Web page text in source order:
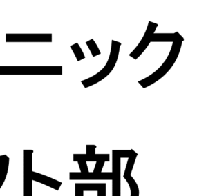
環境!! ｜ 日本で初めてインターネット広告事業を
体育会積極採用企業
ーンシップ 】スタンダード上場 ｜ 業界No.1 企業医
を知れる仕事体験開催 】大阪勤務・転勤なし ｜ 関
売戸数近畿圏第3位 ｜ 初任給30万+手当、1年目で